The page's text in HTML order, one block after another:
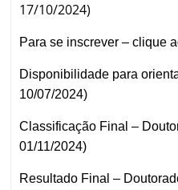
17/10/2024)
Para se inscrever –clique
Disponibilidade para
10/07/2024)
Classificação Final –
01/11/2024)
Resultado Final –